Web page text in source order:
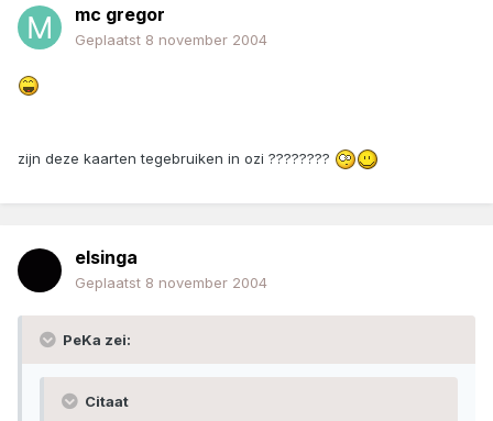
mc gregor
Geplaatst 8 november 2004
zijn deze kaarten tegebruiken in ozi ????????
elsinga
Geplaatst 8 november 2004
PeKa zei:
Citaat